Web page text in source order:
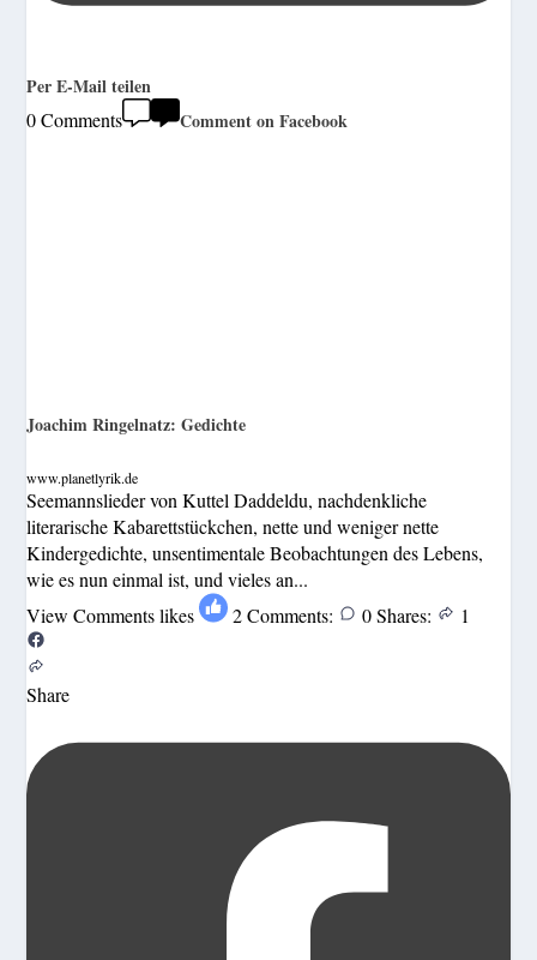
Per E-Mail teilen
0 Comments
Comment on Facebook
Joachim Ringelnatz: Gedichte
www.planetlyrik.de
Seemannslieder von Kuttel Daddeldu, nachdenkliche
literarische Kabarettstückchen, nette und weniger nette
Kindergedichte, unsentimentale Beobachtungen des Lebens,
wie es nun einmal ist, und vieles an...
View Comments likes 2 Comments: 0 Shares: 1
Share